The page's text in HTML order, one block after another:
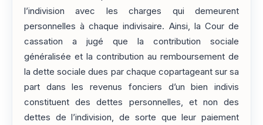
l’indivision avec les charges qui demeurent
personnelles à chaque indivisaire. Ainsi, la Cour de
cassation a jugé que la contribution sociale
généralisée et la contribution au remboursement de
la dette sociale dues par chaque copartageant sur sa
part dans les revenus fonciers d’un bien indivis
constituent des dettes personnelles, et non des
dettes de l’indivision, de sorte que leur paiement